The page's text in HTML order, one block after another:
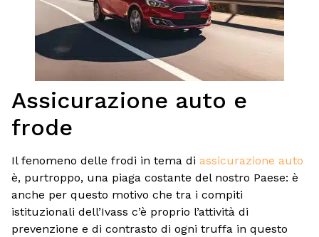
Assicurazione auto e
frode
Il fenomeno delle frodi in tema di assicurazione auto
è, purtroppo, una piaga costante del nostro Paese: è
anche per questo motivo che tra i compiti
istituzionali dell’Ivass c’è proprio l’attività di
prevenzione e di contrasto di ogni truffa in questo